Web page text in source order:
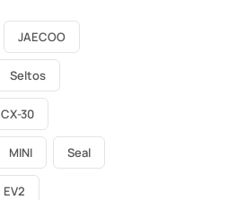
JAECOO
Seltos
CX-30
MINI Seal
EV2